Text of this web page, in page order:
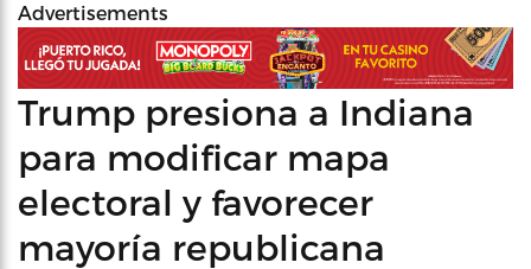
Advertisements
Trump presiona a Indiana
para modificar mapa
electoral y favorecer
mayoría republicana